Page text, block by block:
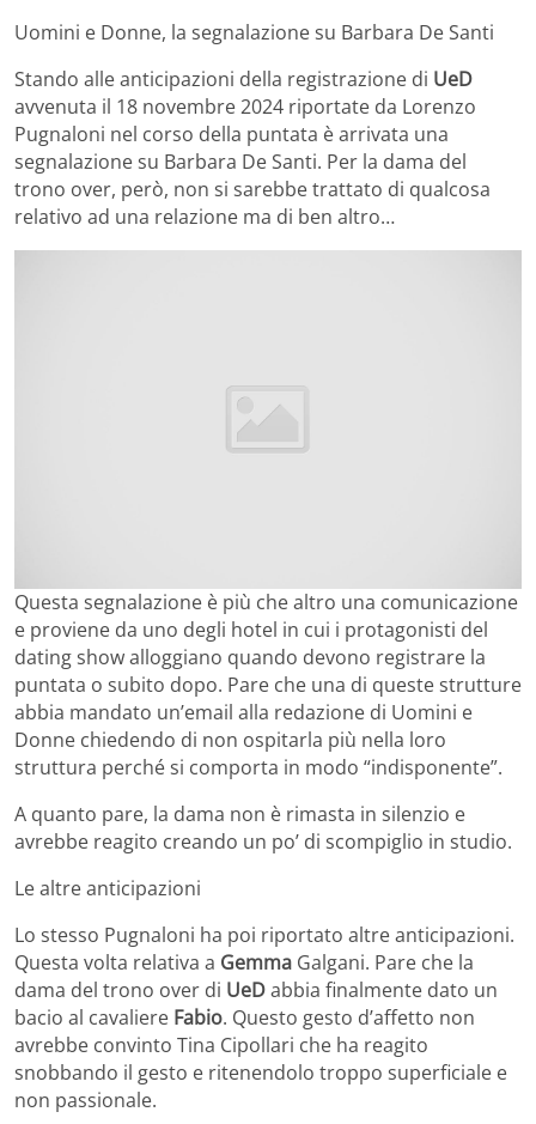
Uomini e Donne, la segnalazione su Barbara De Santi
Stando alle anticipazioni della registrazione di UeD
avvenuta il 18 novembre 2024 riportate da Lorenzo
Pugnaloni nel corso della puntata è arrivata una
segnalazione su Barbara De Santi. Per la dama del
trono over, però, non si sarebbe trattato di qualcosa
relativo ad una relazione ma di ben altro…
Questa segnalazione è più che altro una comunicazione
e proviene da uno degli hotel in cui i protagonisti del
dating show alloggiano quando devono registrare la
puntata o subito dopo. Pare che una di queste strutture
abbia mandato un’email alla redazione di Uomini e
Donne chiedendo di non ospitarla più nella loro
struttura perché si comporta in modo “indisponente”.
A quanto pare, la dama non è rimasta in silenzio e
avrebbe reagito creando un po’ di scompiglio in studio.
Le altre anticipazioni
Lo stesso Pugnaloni ha poi riportato altre anticipazioni.
Questa volta relativa a Gemma Galgani. Pare che la
dama del trono over di UeDabbia finalmente dato un
bacio al cavaliere Fabio. Questo gesto d’affetto non
avrebbe convinto Tina Cipollari che ha reagito
snobbando il gesto e ritenendolo troppo superficiale e
non passionale.